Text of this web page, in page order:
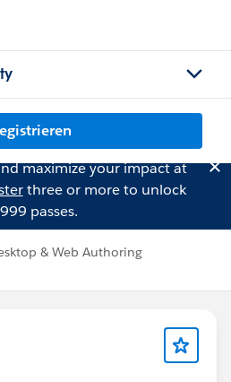
maximize your impact at
three or more to unlock
passes.
& Web Authoring